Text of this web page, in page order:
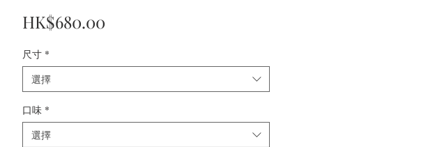
HK$680.00
尺寸 *
選擇
口味 *
選擇